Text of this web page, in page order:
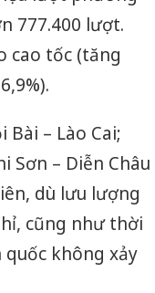
777.400 lượt.
cao tốc (tăng
– Lào Cai;
Sơn – Diễn Châu
dù lưu lượng
cũng như thời
không xảy